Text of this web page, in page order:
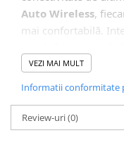
Auto Wireless,
mai confortabilă.
🖥️
VEZI MAI MULT
Informatii conformitate
Review-uri(0)